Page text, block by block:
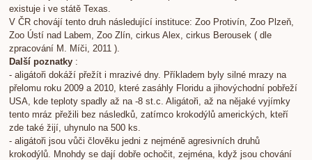
existuje i ve státě Texas.
V ČR chovájí tento druh následující instituce: Zoo Protivín, Zoo Plzeň,
Zoo Ústí nad Labem, Zoo Zlín, cirkus Alex, cirkus Berousek ( dle
zpracování M. Míči, 2011 ).
Další poznatky :
- aligátoři dokáží přežít i mrazivé dny. Příkladem byly silné mrazy na
přelomu roku 2009 a 2010, které zasáhly Floridu a jihovýchodní pobřeží
USA, kde teploty spadly až na -8 st.c. Aligátoři, až na nějaké vyjímky
tento mráz přežili bez následků, zatímco krokodýlů amerických, kteří
zde také žijí, uhynulo na 500 ks.
- aligátoři jsou vůči člověku jedni z nejméně agresivních druhů
krokodýlů. Mnohdy se dají dobře ochočit, zejména, když jsou chování